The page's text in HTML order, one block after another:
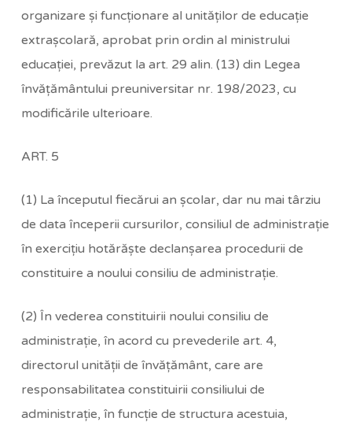
organizare şi funcţionare al unităţilor de educaţie
extraşcolară, aprobat prin ordin al ministrului
educaţiei, prevăzut la art. 29 alin. (13) din Legea
învăţământului preuniversitar nr. 198/2023, cu
modificările ulterioare.
ART. 5
(1) La începutul fiecărui an şcolar, dar nu mai târziu
de data începerii cursurilor, consiliul de administraţie
în exerciţiu hotărăşte declanşarea procedurii de
constituire a noului consiliu de administraţie.
(2) În vederea constituirii noului consiliu de
administraţie, în acord cu prevederile art. 4,
directorul unităţii de învăţământ, care are
responsabilitatea constituirii consiliului de
administraţie, în funcţie de structura acestuia,